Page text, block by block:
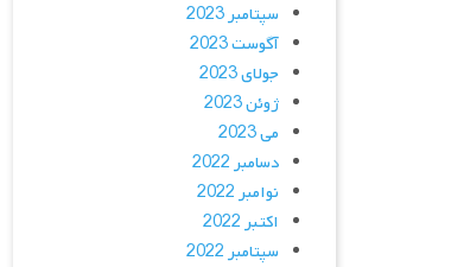
سپتامبر 2023
آگوست 2023
جولای 2023
ژوئن 2023
می 2023
دسامبر 2022
نوامبر 2022
اکتبر 2022
سپتامبر 2022